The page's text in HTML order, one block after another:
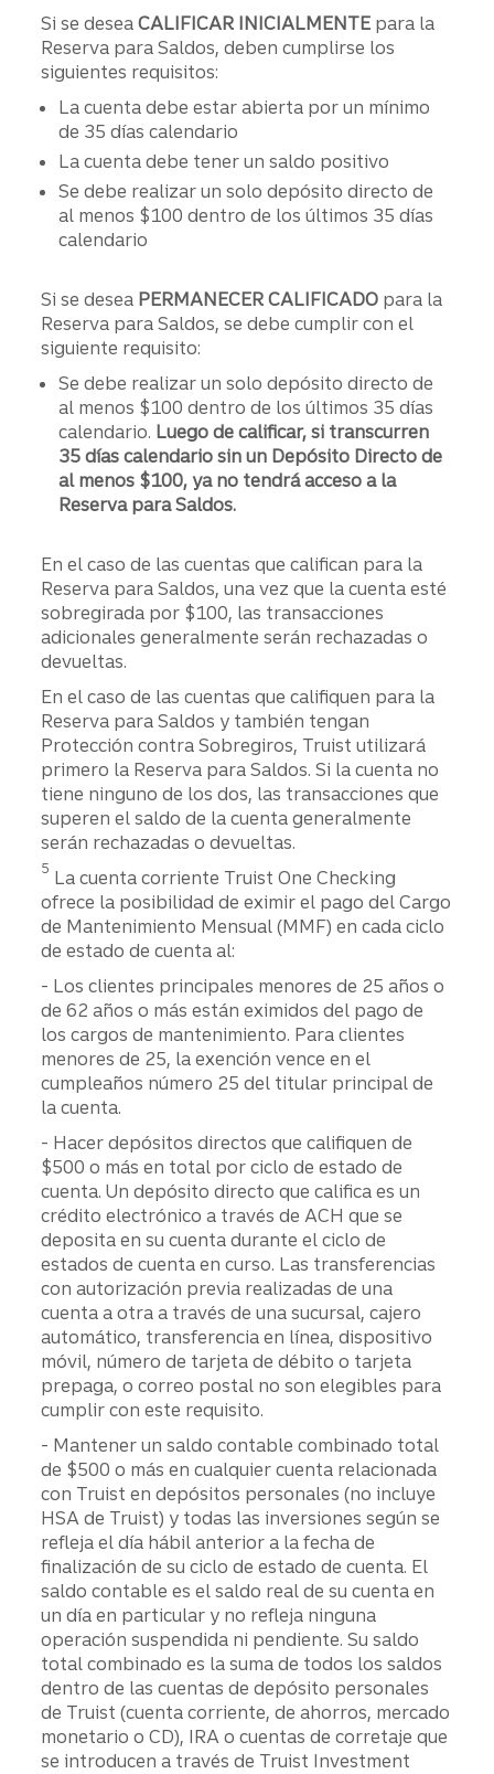
Si se deseaCALIFICAR INICIALMENTE para la
Reserva para Saldos, deben cumplirse los
siguientes requisitos:
La cuenta debe estar abierta por un mínimo
de 35 días calendario
La cuenta debe tener un saldo positivo
Se debe realizar un solo depósito directo de
al menos $100 dentro de los últimos 35 días
calendario
Si se desea PERMANECER CALIFICADO para la
Reserva para Saldos, se debe cumplir con el
siguiente requisito:
Se debe realizar un solo depósito directo de
al menos $100 dentro de los últimos 35 días
calendario. Luego de calificar, si transcurren
35 días calendario sin un Depósito Directo de
al menos $100, ya no tendrá acceso a la
Reserva para Saldos.
En el caso de las cuentas que califican para la
Reserva para Saldos, una vez que la cuenta esté
sobregirada por $100, las transacciones
adicionales generalmente serán rechazadas o
devueltas.
En el caso de las cuentas que califiquen para la
Reserva para Saldos y también tengan
Protección contra Sobregiros, Truist utilizará
primero la Reserva para Saldos. Si la cuenta no
tiene ninguno de los dos, las transacciones que
superen el saldo de la cuenta generalmente
serán rechazadas o devueltas.
Divulgación
5 La cuenta corriente Truist One Checking
ofrece la posibilidad de eximir el pago del Cargo
de Mantenimiento Mensual (MMF) en cada ciclo
de estado de cuenta al:
- Los clientes principales menores de 25 años o
de 62 años o más están eximidos del pago de
los cargos de mantenimiento. Para clientes
menores de 25, la exención vence en el
cumpleaños número 25 del titular principal de
la cuenta.
- Hacer depósitos directos que califiquen de
$500 o más en total por ciclo de estado de
cuenta. Un depósito directo que califica es un
crédito electrónico a través de ACH que se
deposita en su cuenta durante el ciclo de
estados de cuenta en curso. Las transferencias
con autorización previa realizadas de una
cuenta a otra a través de una sucursal, cajero
automático, transferencia en línea, dispositivo
móvil, número de tarjeta de débito o tarjeta
prepaga, o correo postal no son elegibles para
cumplir con este requisito.
- Mantener un saldo contable combinado total
de $500 o más en cualquier cuenta relacionada
con Truist en depósitos personales (no incluye
HSA de Truist) y todas las inversiones según se
refleja el día hábil anterior a la fecha de
finalización de su ciclo de estado de cuenta. El
saldo contable es el saldo real de su cuenta en
un día en particular y no refleja ninguna
operación suspendida ni pendiente. Su saldo
total combinado es la suma de todos los saldos
dentro de las cuentas de depósito personales
de Truist (cuenta corriente, de ahorros, mercado
monetario o CD), IRA o cuentas de corretaje que
se introducen a través de Truist Investment